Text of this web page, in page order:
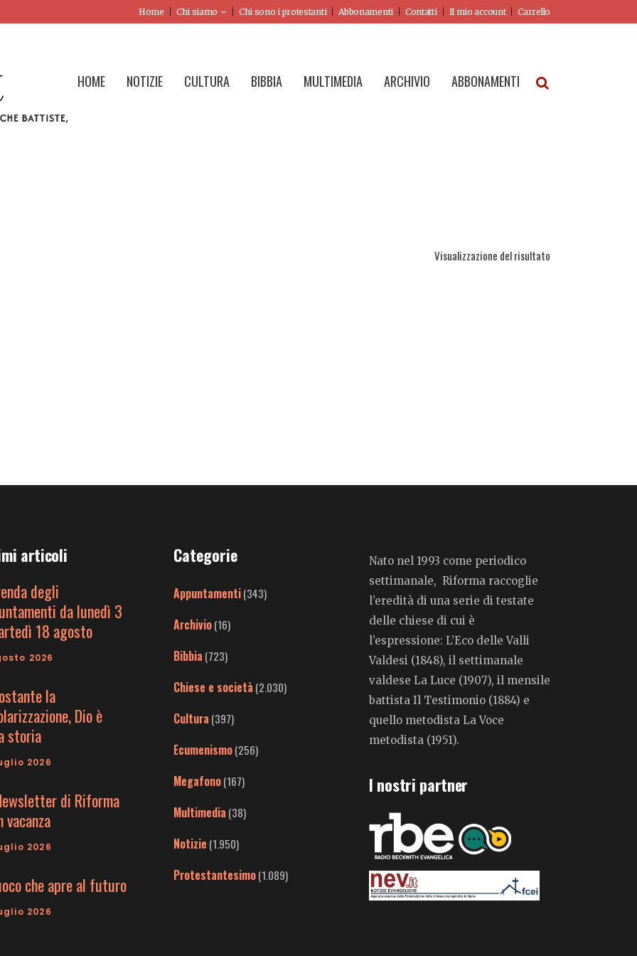
Home Chi siamo Chi sono i protestanti Abbonamenti Contatti Il mio account Carrello
HOME NOTIZIE CULTURA BIBBIA MULTIMEDIA ARCHIVIO ABBONAMENTI
Visualizzazione del risultato
articoli
degli
da lunedì 3
18 agosto
2026
la
Dio è
storia
2026
di Riforma
vacanza
2026
che apre al futuro
2026
Categorie
Appuntamenti(343)
Archivio(16)
Bibbia (723)
Chiese e società (2.030)
Cultura (397)
Ecumenismo(256)
Megafono(167)
Multimedia (38)
Notizie (1.950)
Protestantesimo(1.089)
Nato nel 1993 come periodico
settimanale, Riforma raccoglie
l’eredità di una serie di testate
delle chiese di cui è
l’espressione: L’Eco delle Valli
Valdesi (1848), il settimanale
valdese La Luce (1907), il mensile
battista Il Testimonio (1884) e
quello metodista La Voce
metodista (1951).
I nostri partner